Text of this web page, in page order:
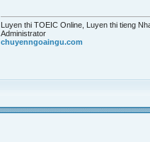
Luyen thi TOEIC Online, Luyen thi tieng
Administrator
chuyenngoaingu.com